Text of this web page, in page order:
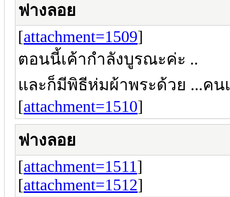
ฟางลอย
[attachment=1509]
ตอนนี้เค้ากำลังบูรณะค่ะ ..
และก็มีพิธีห่มผ้าพระด้วย ...คน
[attachment=1510]
ฟางลอย
[attachment=1511]
[attachment=1512]